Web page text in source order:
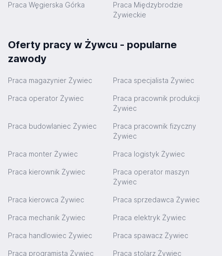
Praca Węgierska Górka
Praca Międzybrodzie
Żywieckie
Oferty pracy w Żywcu - popularne
zawody
Praca magazynier Żywiec Praca specjalista Żywiec
Praca operator Żywiec
Praca pracownik produkcji
Żywiec
Praca budowlaniec Żywiec
Praca pracownik fizyczny
Żywiec
Praca monter Żywiec Praca logistyk Żywiec
Praca kierownik Żywiec
Praca operator maszyn
Żywiec
Praca kierowca Żywiec Praca sprzedawca Żywiec
Praca mechanik Żywiec Praca elektryk Żywiec
Praca handlowiec Żywiec Praca spawacz Żywiec
Praca programista Żywiec Praca stolarz Żywiec